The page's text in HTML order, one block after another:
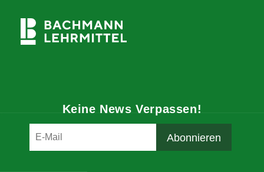
Keine News Verpassen!